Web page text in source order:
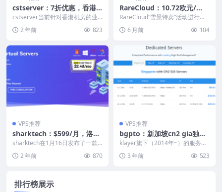
cstserver：7折优惠，香港V
PS低至$3.49/月、香港站群
低至$106/月、香港CN2 GI
A/CUII/CMIN2线路独服$8
1/月
cstserver当前针对香港机房的业
的香港VPS...
2 年前 823
RareCloud：10.72欧元/
年，香港/日本/美国/欧洲12
机房，奥地利/德国/美国SIM
卡上线，英国送双倍硬盘，支
持支付宝/Paypal
RareCloud“雪景特卖”活动进行
美国、荷兰、...
6 月前 104
VPS推荐
sharktech：$599/月，洛杉
矶10G带宽/不限流量，60G
防御，AMD EPYC 7702P/25
6g内存/2TNVMe/5IP
sharktech在1月16日发布了一款A
2 年前 870
VPS推荐
bgpto：新加坡cn2 gia独立
服务器，$49/月，e3-1230v
3/16g内存/480gSSD/10M&
100M带宽
klayer旗下（2014年~）的服务器
（物...3 年前 523
排行榜展示